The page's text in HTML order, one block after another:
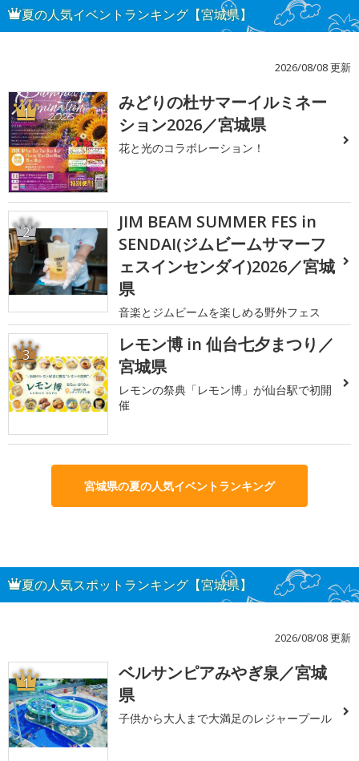
夏の人気イベントランキング【宮城県】
2026/08/08 更新
1
みどりの杜サマーイルミネー
ション2026／宮城県
花と光のコラボレーション！
2
JIM BEAM SUMMER FES in
SENDAI(ジムビームサマーフ
ェスインセンダイ)2026／宮城
県
音楽とジムビームを楽しめる野外フェス
3
レモン博 in 仙台七夕まつり／
宮城県
レモンの祭典「レモン博」が仙台駅で初開
催
宮城県の夏の人気イベントランキング
夏の人気スポットランキング【宮城県】
2026/08/08 更新
1
ベルサンピアみやぎ泉／宮城
県
子供から大人まで大満足のレジャープール